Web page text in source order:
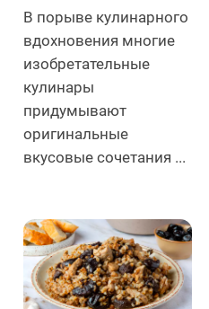
В порыве кулинарного
вдохновения многие
изобретательные
кулинары
придумывают
оригинальные
вкусовые сочетания ...